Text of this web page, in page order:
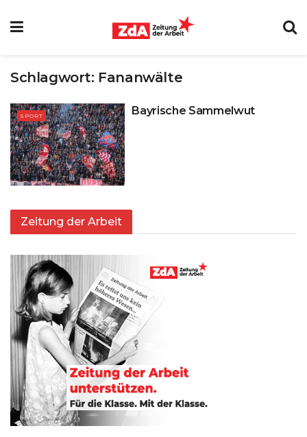
Schlagwort: Fananwälte
SPORT Bayrische Sammelwut
Zeitung der Arbeit